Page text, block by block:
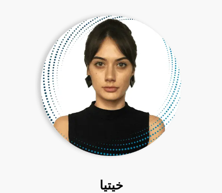
خيتيا